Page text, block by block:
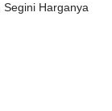
Segini Harganya